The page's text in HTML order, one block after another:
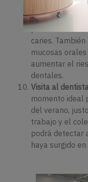
ingesta de
de las bebidas
pueden causar
caries.
mucosas
aumentar el
dentales.
Visita al
momento ideal
del verano,
trabajo y el
podrá detectar
haya surgido